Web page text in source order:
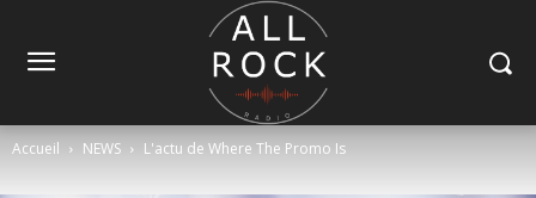
Accueil NEWS L'actu de Where The Promo Is